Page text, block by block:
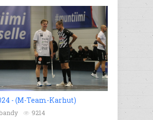
- (M-Team-Karhut)
9214